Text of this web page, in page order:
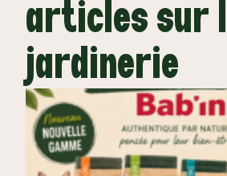
articles sur
jardinerie